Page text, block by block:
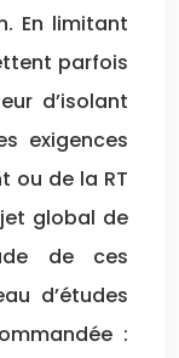
En limitant
parfois
d’isolant
exigences
ou de la RT
global de
de ces
d’études
: